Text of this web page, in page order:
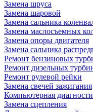
Замена шруса
Замена шаровой
Замена сальника
Замена маслосъемных
Замена опоры двигателя
Замена сальника
Ремонт бензиновых
Ремонт дизельных
Ремонт рулевой рейки
Замена свечей зажигания
Компьютерная
Замена сцепления